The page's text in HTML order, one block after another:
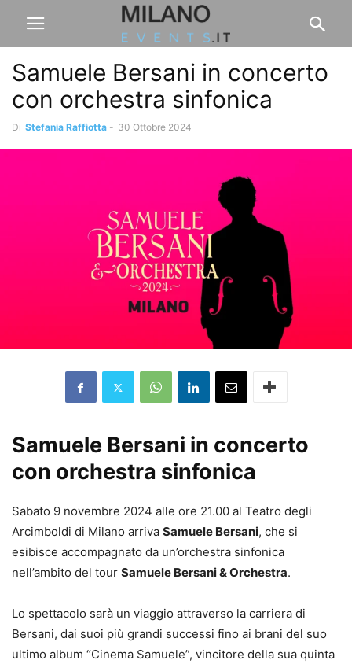
Samuele Bersani in concerto
con orchestra sinfonica
Di Stefania Raffiotta - 30 Ottobre 2024
Samuele Bersani in concerto
con orchestra sinfonica
Sabato 9 novembre 2024 alle ore 21.00 al Teatro degli
Arcimboldi di Milano arriva Samuele Bersani, che si
esibisce accompagnato da un’orchestra sinfonica
nell’ambito del tour Samuele Bersani & Orchestra.
Lo spettacolo sarà un viaggio attraverso la carriera di
Bersani, dai suoi più grandi successi fino ai brani del suo
ultimo album “Cinema Samuele”, vincitore della sua quinta